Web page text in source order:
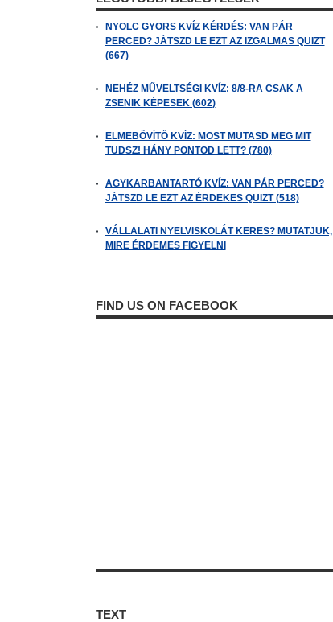
NYOLC GYORS KVÍZ KÉRDÉS: VAN PÁR
PERCED? JÁTSZD LE EZT AZ IZGALMAS QUIZT
(667)
NEHÉZ MŰVELTSÉGI KVÍZ: 8/8-RA CSAK A
ZSENIK KÉPESEK (602)
ELMEBŐVÍTŐ KVÍZ: MOST MUTASD MEG MIT
TUDSZ! HÁNY PONTOD LETT? (780)
AGYKARBANTARTÓ KVÍZ: VAN PÁR PERCED?
JÁTSZD LE EZT AZ ÉRDEKES QUIZT (518)
VÁLLALATI NYELVISKOLÁT KERES? MUTATJUK,
MIRE ÉRDEMES FIGYELNI
FIND US ON FACEBOOK
TEXT